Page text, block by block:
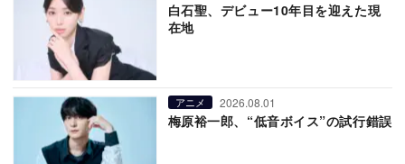
白石聖、デビュー10年目を迎えた現
在地
アニメ 2026.08.01
梅原裕一郎、“低音ボイス”の試行錯誤